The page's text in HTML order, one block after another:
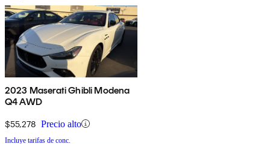
2023 Maserati Ghibli Modena
Q4 AWD
$55,278 Precio alto
Incluye tarifas de conc.